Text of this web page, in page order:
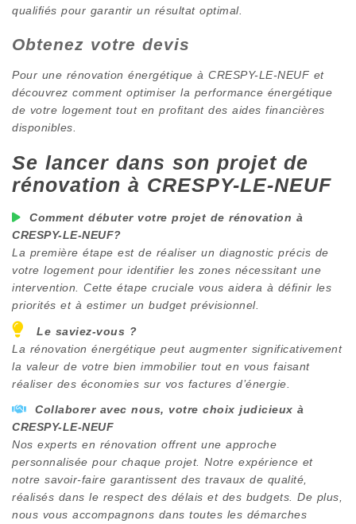
qualifiés pour garantir un résultat optimal.
Obtenez votre devis
Pour une rénovation énergétique à CRESPY-LE-NEUF et
découvrez comment optimiser la performance énergétique
de votre logement tout en profitant des aides financières
disponibles.
Se lancer dans son projet de
rénovation à CRESPY-LE-NEUF
Comment débuter votre projet de rénovation à
CRESPY-LE-NEUF?
La première étape est de réaliser un diagnostic précis de
votre logement pour identifier les zones nécessitant une
intervention. Cette étape cruciale vous aidera à définir les
priorités et à estimer un budget prévisionnel.
Le saviez-vous ?
La rénovation énergétique peut augmenter significativement
la valeur de votre bien immobilier tout en vous faisant
réaliser des économies sur vos factures d’énergie.
Collaborer avec nous, votre choix judicieux à
CRESPY-LE-NEUF
Nos experts en rénovation offrent une approche
personnalisée pour chaque projet. Notre expérience et
notre savoir-faire garantissent des travaux de qualité,
réalisés dans le respect des délais et des budgets. De plus,
nous vous accompagnons dans toutes les démarches